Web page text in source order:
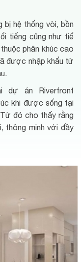
hệ thống vòi, bồn
tiếng cũng như tiế
phân khúc cao
được nhập khẩu từ
dự án Riverfront
khi được sống tại
đó cho thấy rằng
thông minh với đầy